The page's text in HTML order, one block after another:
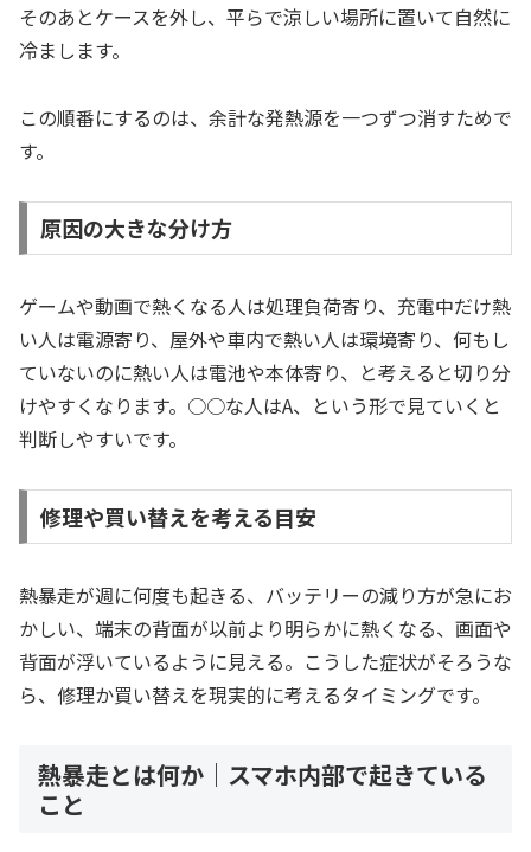
そのあとケースを外し、平らで涼しい場所に置いて自然に
冷まします。
この順番にするのは、余計な発熱源を一つずつ消すためで
す。
原因の大きな分け方
ゲームや動画で熱くなる人は処理負荷寄り、充電中だけ熱
い人は電源寄り、屋外や車内で熱い人は環境寄り、何もし
ていないのに熱い人は電池や本体寄り、と考えると切り分
けやすくなります。○○な人はA、という形で見ていくと
判断しやすいです。
修理や買い替えを考える目安
熱暴走が週に何度も起きる、バッテリーの減り方が急にお
かしい、端末の背面が以前より明らかに熱くなる、画面や
背面が浮いているように見える。こうした症状がそろうな
ら、修理か買い替えを現実的に考えるタイミングです。
熱暴走とは何か｜スマホ内部で起きている
こと